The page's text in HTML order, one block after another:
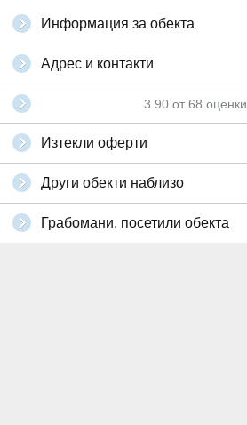
Информация за обекта
Адрес и контакти
3.90 от 68 оценки
Изтекли оферти
Други обекти наблизо
Грабомани, посетили обекта